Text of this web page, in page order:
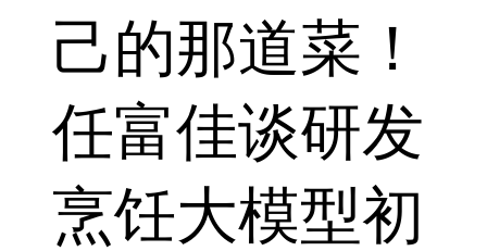
己的那道菜！
任富佳谈研发
烹饪大模型初